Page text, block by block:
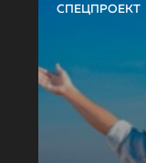
СПЕЦПРОЕКТ